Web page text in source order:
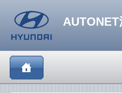
AUTONET